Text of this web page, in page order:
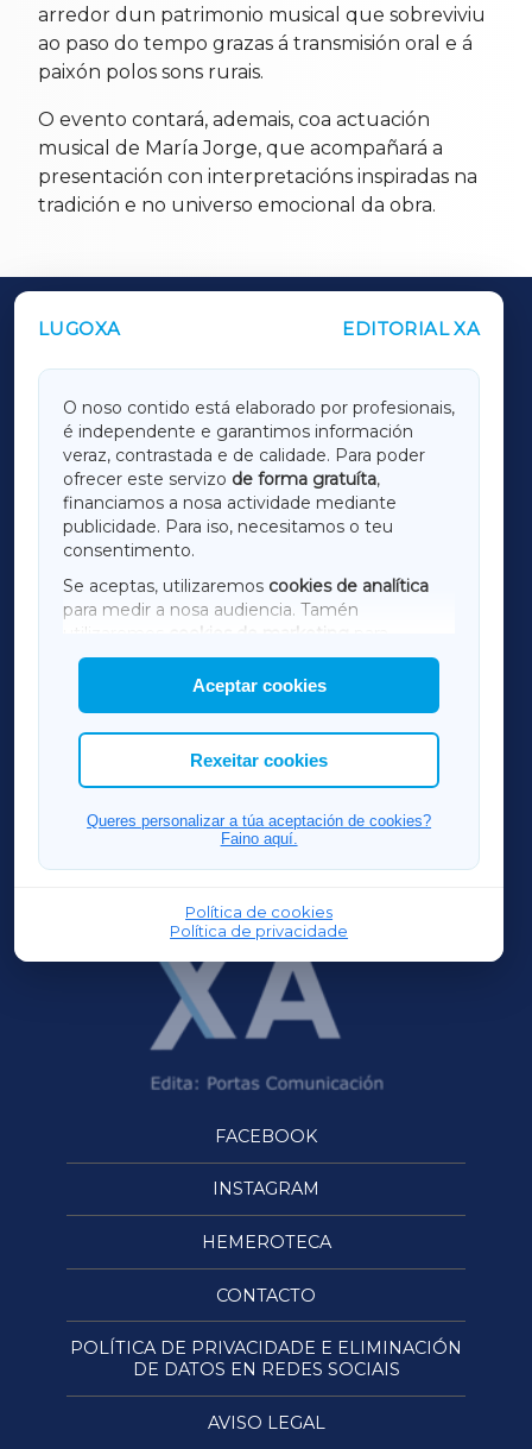
arredor dun patrimonio musical que sobreviviu
ao paso do tempo grazas á transmisión oral e á
paixón polos sons rurais.
O evento contará, ademais, coa actuación
musical de María Jorge, que acompañará a
presentación con interpretacións inspiradas na
tradición e no universo emocional da obra.
LUGOXA EDITORIAL XA
O noso contido está elaborado por profesionais,
é independente e garantimos información
veraz, contrastada e de calidade. Para poder
ofrecer este servizo de forma gratuíta,
financiamos a nosa actividade mediante
publicidade. Para iso, necesitamos o teu
consentimento.
Se aceptas, utilizaremos cookies de analítica
para medir a nosa audiencia. Tamén
utilizaremos
cookies de marketing
mostrar publicidade de terceiros.
Así mesmo, podes personalizar a elección das
cookies que desexas permitir.
Aceptar cookies
Rexeitar cookies
Queres personalizar a túa aceptación de cookies?
Faino aquí.
Política de cookies
Política de privacidade
OUTROS PERIÓDICOS
LUGOXA
TERRACHAXA
AMARIÑAXA
RIBEIRASACRAXA
ACORUÑAXA
FERROLXA
OURENSEXA
FACEBOOK
INSTAGRAM
HEMEROTECA
CONTACTO
POLÍTICA DE PRIVACIDADE E ELIMINACIÓN
DE DATOS EN REDES SOCIAIS
AVISO LEGAL